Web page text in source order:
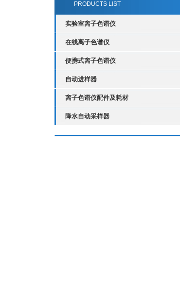
PRODUCTS LIST
实验室离子色谱仪
在线离子色谱仪
便携式离子色谱仪
自动进样器
离子色谱仪配件及耗材
降水自动采样器